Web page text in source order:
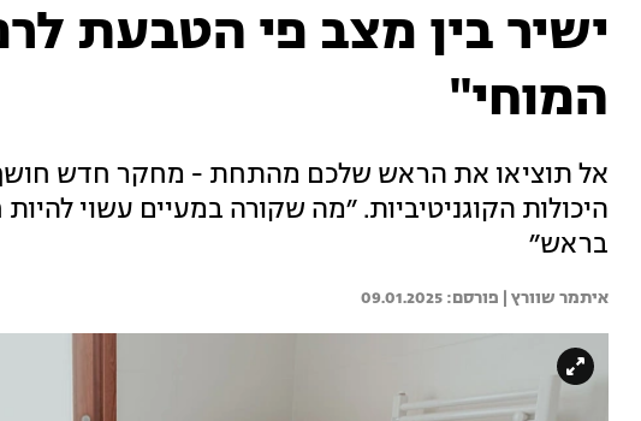
ישיר בין מצב פי הטבעת
המוחי"
אל תוציאו את הראש שלכם מהתחת - מחקר חדש
היכולות הקוגניטיביות. ״מה שקורה במעיים עשוי
בראש״
איתמר שוורץ | 09.01.2025